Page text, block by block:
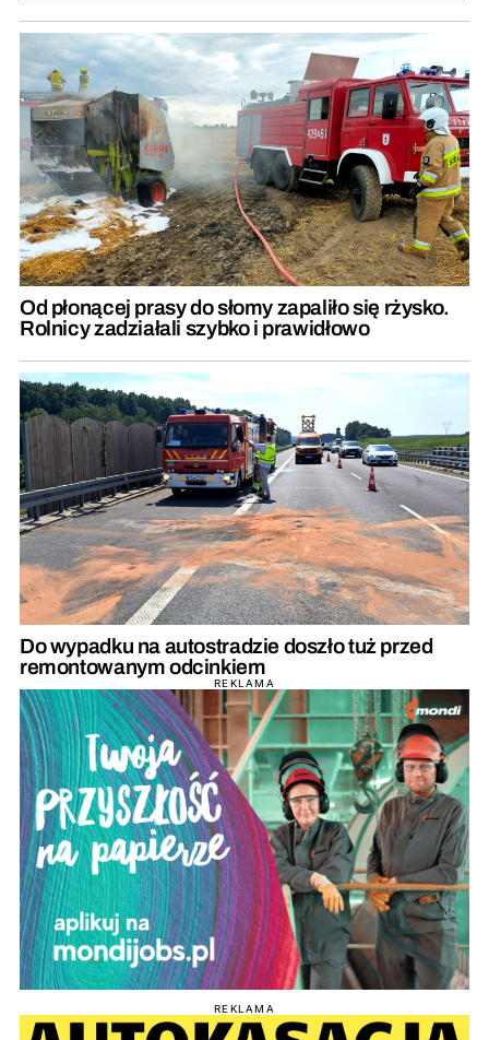
Od płonącej prasy do słomy zapaliło się rżysko.
Rolnicy zadziałali szybko i prawidłowo
Do wypadku na autostradzie doszło tuż przed
remontowanym odcinkiem
REKLAMA
REKLAMA